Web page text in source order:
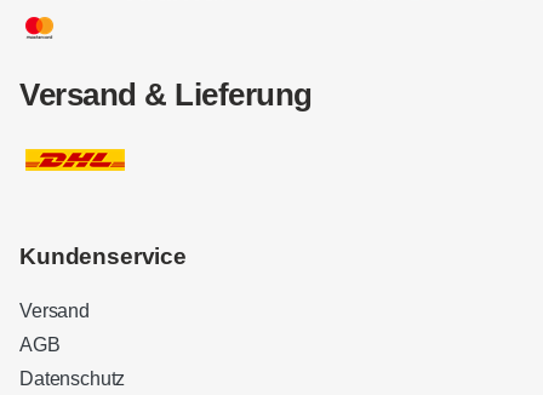
Versand & Lieferung
Kundenservice
Versand
AGB
Datenschutz